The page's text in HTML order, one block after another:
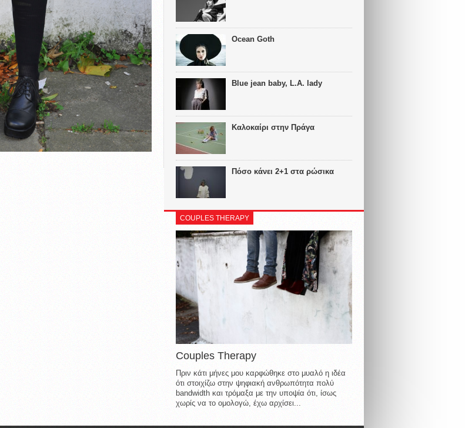
Ocean Goth
Blue jean baby, L.A. lady
Καλοκαίρι στην Πράγα
Πόσο κάνει 2+1 στα ρώσικα
COUPLES THERAPY
Couples Therapy
Πριν κάτι μήνες μου καρφώθηκε στο μυαλό η ιδέα
ότι στοιχίζω στην ψηφιακή ανθρωπότητα πολύ
bandwidth και τρόμαξα με την υποψία ότι, ίσως
χωρίς να το ομολογώ, έχω αρχίσει...